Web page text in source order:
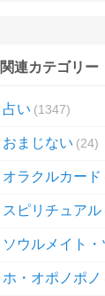
関連カテゴリー
占い 1347
おまじない 24
オラクルカード
スピリチュアル
ソウルメイト
ホ・オポノポノ